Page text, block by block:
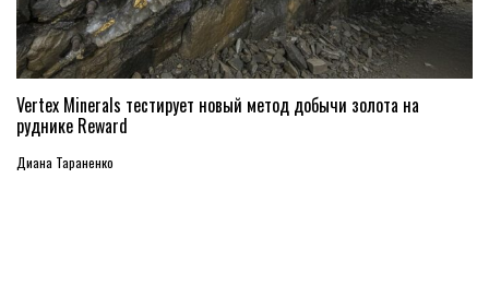
Vertex Minerals тестирует новый метод добычи золота на
руднике Reward
Диана Тараненко